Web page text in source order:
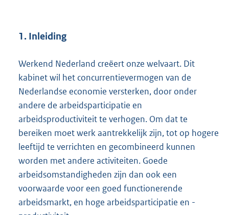
1. Inleiding
Werkend Nederland creëert onze welvaart. Dit
kabinet wil het concurrentievermogen van de
Nederlandse economie versterken, door onder
andere de arbeidsparticipatie en
arbeidsproductiviteit te verhogen. Om dat te
bereiken moet werk aantrekkelijk zijn, tot op hogere
leeftijd te verrichten en gecombineerd kunnen
worden met andere activiteiten. Goede
arbeidsomstandigheden zijn dan ook een
voorwaarde voor een goed functionerende
arbeidsmarkt, en hoge arbeidsparticipatie en -